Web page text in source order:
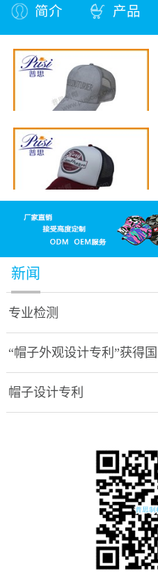
简介 产品
新闻
专业检测
“帽子外观设计专利”获得
局授权通过
帽子设计专利